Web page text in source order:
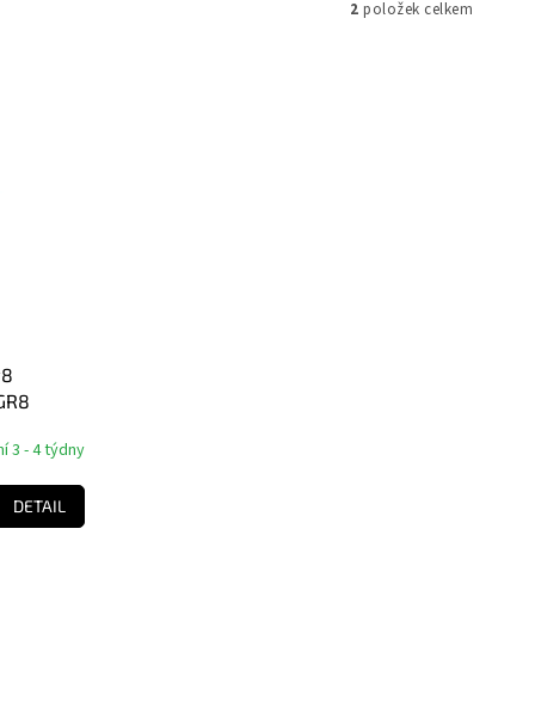
2 položek celkem
3 - 4 týdny
DETAIL